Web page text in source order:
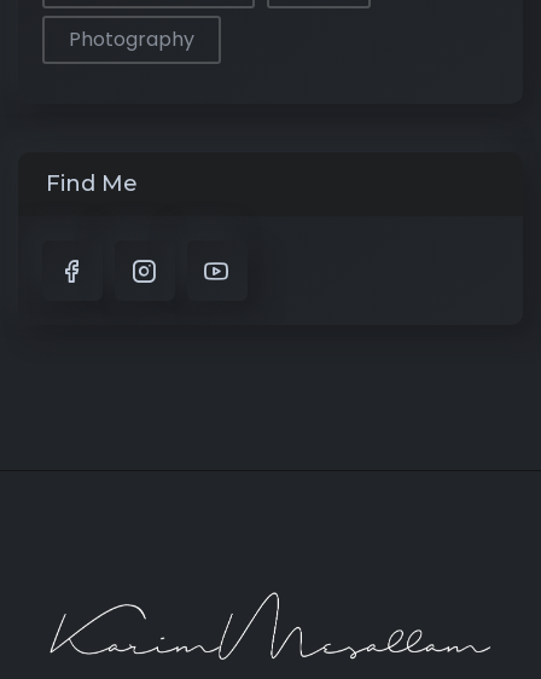
Photography
Find Me